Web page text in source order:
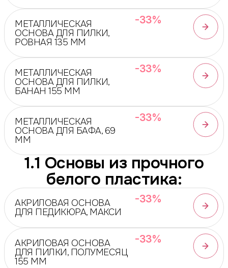
МЕТАЛЛИЧЕСКАЯ
ОСНОВА ДЛЯ ПИЛКИ,
РОВНАЯ 135 ММ
-33%
МЕТАЛЛИЧЕСКАЯ
ОСНОВА ДЛЯ ПИЛКИ,
БАНАН 155 ММ
-33%
МЕТАЛЛИЧЕСКАЯ
ОСНОВА ДЛЯ БАФА, 69
ММ
-33%
1.1 Основы из прочного
белого пластика:
АКРИЛОВАЯ ОСНОВА
ДЛЯ ПЕДИКЮРА, МАКСИ
-33%
АКРИЛОВАЯ ОСНОВА
ДЛЯ ПИЛКИ, ПОЛУМЕСЯЦ
155 ММ
-33%